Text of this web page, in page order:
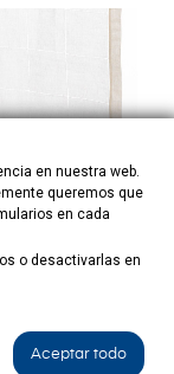
Mano
Precio
12,50 €
en nuestra web.
queremos que
en cada
o desactivarlas en
Aceptar todo